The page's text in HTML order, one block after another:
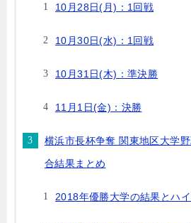
10月28日(月)：1回戦
10月30日(水)：1回戦
10月31日(木)：準決勝
11月1日(金)：決勝
横浜市長杯争奪 関東地区大学
合結果まとめ
2018年優勝大学の結果とハ